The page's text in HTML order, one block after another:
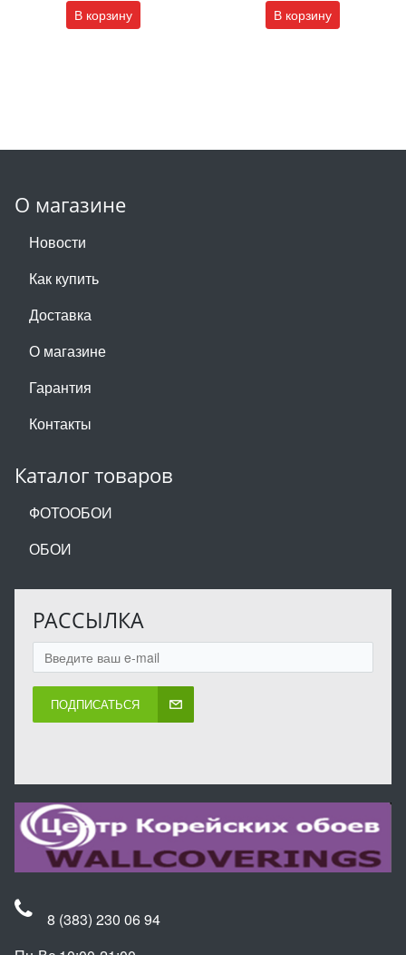
В корзину В корзину
О магазине
Новости
Как купить
Доставка
О магазине
Гарантия
Контакты
Каталог товаров
ФОТООБОИ
ОБОИ
РАССЫЛКА
ПОДПИСАТЬСЯ
8 (383) 230 06 94